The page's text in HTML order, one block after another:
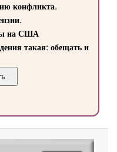
конфликта.
на США
такая: обещать и